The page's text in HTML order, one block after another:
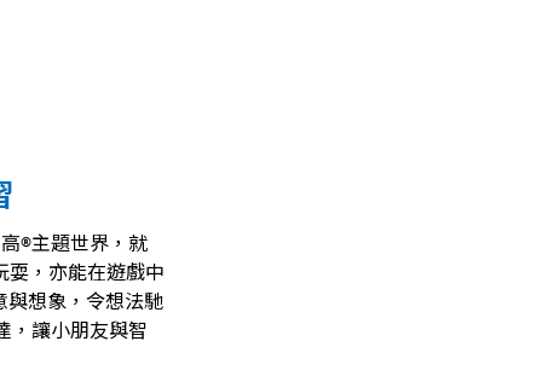
®主題世界，就
耍，亦能在遊戲中
與想象，令想法馳
，讓小朋友與智